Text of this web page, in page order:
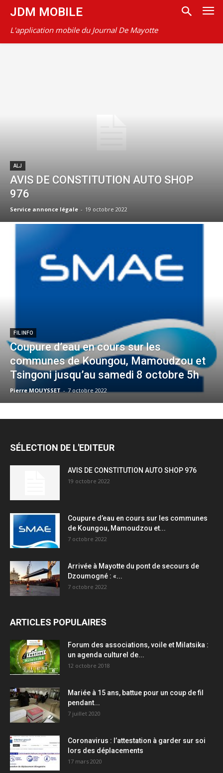
JDM MOBILE
L'application mobile du Journal De Mayotte
ALJ
AVIS DE CONSTITUTION AUTO SHOP
976
Service annonce légale - 19 octobre 2022
FIL INFO
Coupure d’eau en cours sur les
communes de Koungou, Mamoudzou et
Tsingoni jusqu’au samedi 8 octobre 5h
Pierre MOUYSSET - 7 octobre 2022
SÉLECTION DE L'EDITEUR
AVIS DE CONSTITUTION AUTO SHOP 976
19 octobre 2022
Coupure d’eau en cours sur les communes
de Koungou, Mamoudzou et...
7 octobre 2022
Arrivée à Mayotte du pont de secours de
Dzoumogné : «...
7 octobre 2022
ARTICLES POPULAIRES
Forum des associations, voile et Milatsika :
un agenda culturel de...
12 octobre 2018
Mariée à 15 ans, battue pour un coup de fil
pendant...
7 juillet 2020
Coronavirus : l’attestation à garder sur soi
lors des déplacements
17 mars 2020